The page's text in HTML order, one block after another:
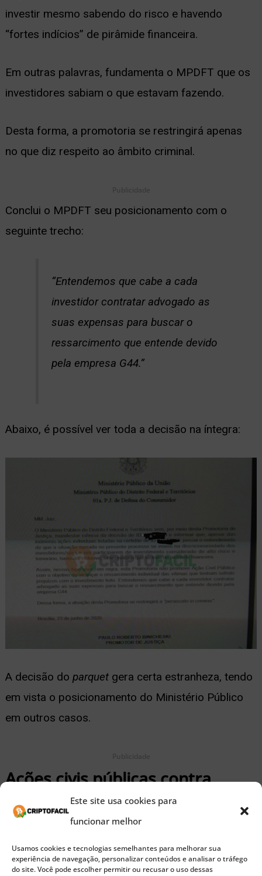
Este site usa cookies para
funcionar melhor
Usamos cookies e tecnologias semelhantes para melhorar sua
experiência de navegação, personalizar conteúdos e analisar o tráfego
do site. Você pode escolher permitir ou recusar o uso dessas
investir mesmo sabendo do risco e havendo
“fortes indícios” de pirâmide financeira.
Em outras palavras, fundamenta o MPDFT que os
investidores sabiam o que estavam fazendo.
Desta forma, a promotoria se restringirá apenas
no que diz respeito ao âmbito criminal.
Publicidade
Conclui o MPDFT seu posicionamento com o
seguinte trecho:
“Entendemos que cabe a cada
investidor contratar advogado as
suas expensas para buscar o
ressarcimento que entende devido
pela empresa G44.”
Abaixo, é possível ver toda a decisão na íntegra:
A decisão do parquetgera certa estranheza, tendo
em vista o posicionamento do Ministério Público
em outros casos.
Publicidade
Ações civis públicas contra
outras empresas
pública contra a G44, outras decisões